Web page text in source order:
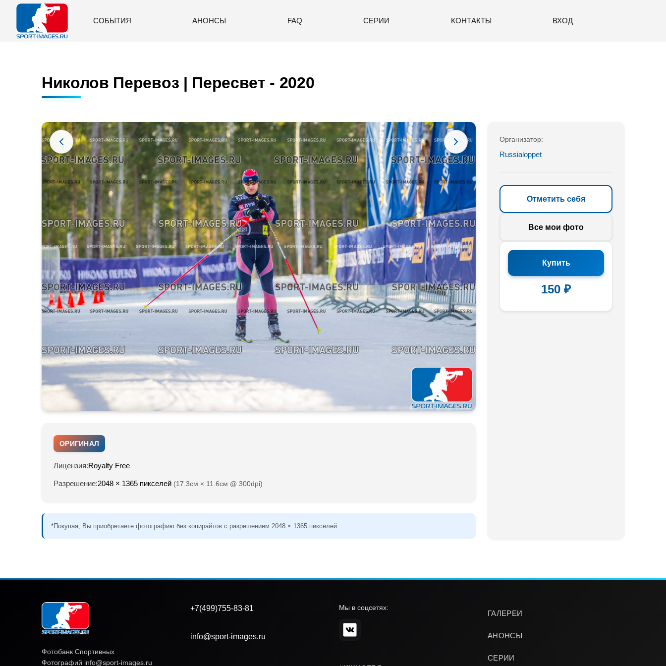
СОБЫТИЯ АНОНСЫ FAQ СЕРИИ КОНТАКТЫ ВХОД
Николов Перевоз | Пересвет - 2020
ОРИГИНАЛ
Лицензия:Royalty Free
Разрешение:2048 × 1365 пикселей (17.3см × 11.6см @ 300dpi)
*Покупая, Вы приобретаете фотографию без копирайтов с разрешением 2048 × 1365 пикселей.
Организатор:
Russialoppet
Отметить себя
Все мои фото
Купить
150 ₽
Фотобанк Спортивных
Фотографий info@sport-images.ru
ГАЛЕРЕИ
АНОНСЫ
СЕРИИ
+7(499)755-83-81
info@sport-images.ru
Мы в соцсетях: